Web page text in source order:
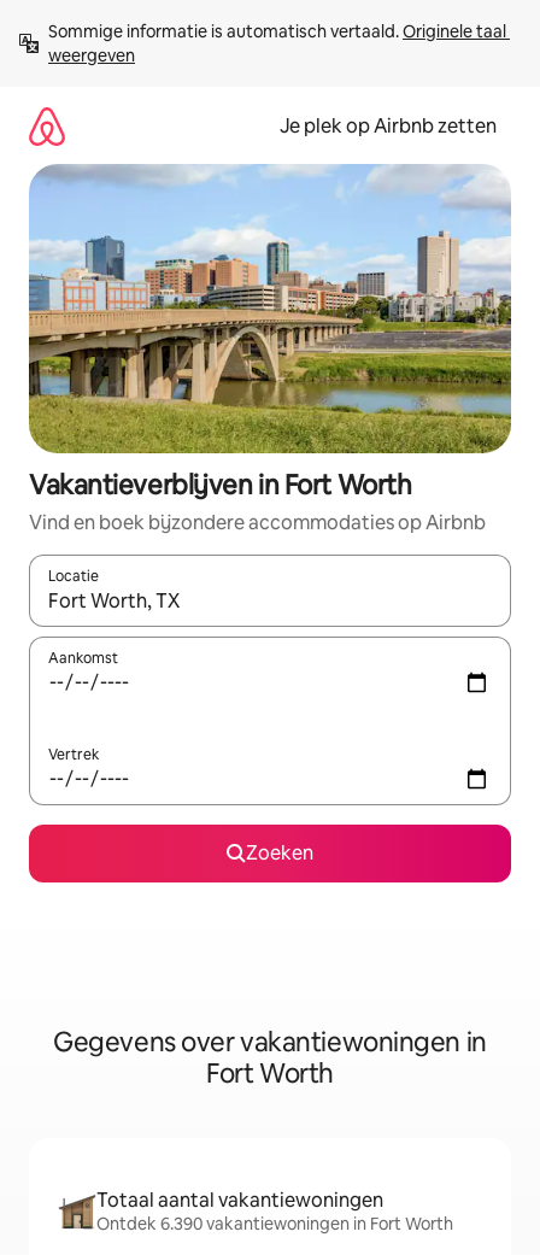
direct
naar
Sommige informatie is automatisch vertaald. Originele taal
weergeven
Je plek op Airbnb zetten
Vakantieverblijven in Fort Worth
Vind en boek bijzondere accommodaties op Airbnb
Locatie
Wanneer er resultaten beschikbaar zijn, maak je een keuze
Aankomst
Vertrek
Zoeken
Gegevens over vakantiewoningen in
Fort Worth
Totaal aantal vakantiewoningen
Ontdek 6.390 vakantiewoningen in Fort Worth